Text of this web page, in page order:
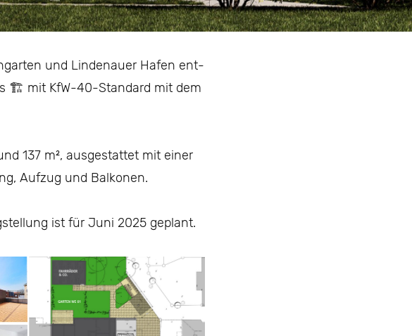
und Lindenauer Hafen ent­
🏗️ mit KfW-40-Standard mit dem
137 m², ausgestattet mit einer
Aufzug und Balkonen.
ist für Juni 2025 geplant.